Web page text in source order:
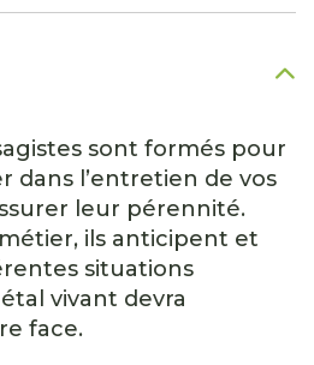
sont formés pour
dans l’entretien de vos
leur pérennité.
ils anticipent et
situations
vivant devra
face.